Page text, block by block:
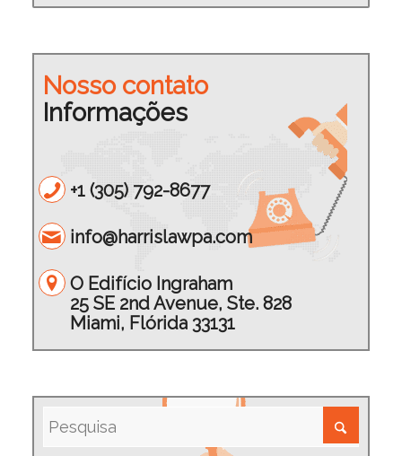
Nosso contato
Informações
+1 (305) 792-8677
info@harrislawpa.com
O Edifício Ingraham
25 SE 2nd Avenue, Ste. 828
Miami, Flórida 33131